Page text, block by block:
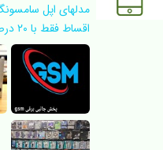
مدلهای اپل
اقساط فقط با ۲۰ درصد قیمت کل گوشی